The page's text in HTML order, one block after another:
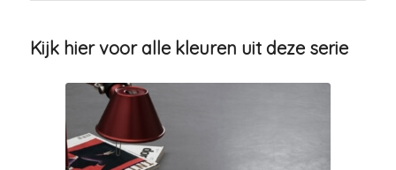
Kijk hier voor alle kleuren uit deze serie